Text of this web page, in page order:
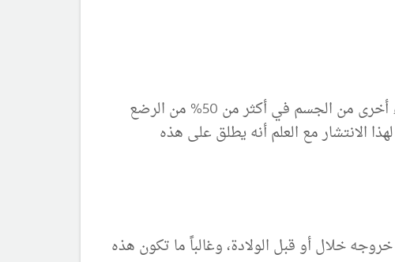
ويمكن مشاهدة مناطق تصبغ زرقاء واضحة الحدود فوق الإليتين، وعلى الظهر، وأحياناً على أجزاء أخرى من الجسم في أكثر من 50% من الرضع
الانتشار مع العلم أنه يطلق على هذه
خلال أو قبل الولادة، وغالباً ما تكون هذه